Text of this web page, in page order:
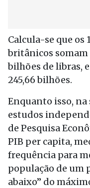
Calcula-se que
britânicos somam
bilhões de libras,
245,66 bilhões.
Enquanto isso,
estudos
de Pesquisa
PIB per capita,
frequência para
população de um
abaixo” do